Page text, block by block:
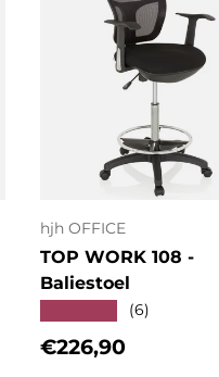
hjh OFFICE
TOP WORK 108 -
Baliestoel
(6)
Reguliere prijs
€226,90
Toevoegen aan
winkelwagen